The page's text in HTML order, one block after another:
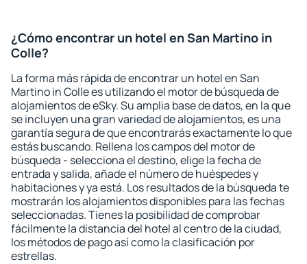
¿Cómo encontrar un hotel en San Martino in
Colle?
La forma más rápida de encontrar un hotel en San
Martino in Colle es utilizando el motor de búsqueda de
alojamientos de eSky. Su amplia base de datos, en la que
se incluyen una gran variedad de alojamientos, es una
garantía segura de que encontrarás exactamente lo que
estás buscando. Rellena los campos del motor de
búsqueda - selecciona el destino, elige la fecha de
entrada y salida, añade el número de huéspedes y
habitaciones y ya está. Los resultados de la búsqueda te
mostrarán los alojamientos disponibles para las fechas
seleccionadas. Tienes la posibilidad de comprobar
fácilmente la distancia del hotel al centro de la ciudad,
los métodos de pago así como la clasificación por
estrellas.